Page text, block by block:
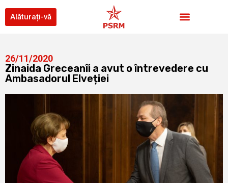
Alăturați-vă
26/11/2020
Zinaida Greceanîi a avut o întrevedere cu
Ambasadorul Elveției